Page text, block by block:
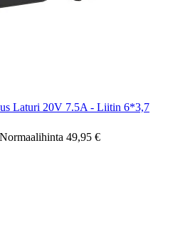
Laturi 20V 7.5A - Liitin 6*3,7
Normaalihinta 49,95 €